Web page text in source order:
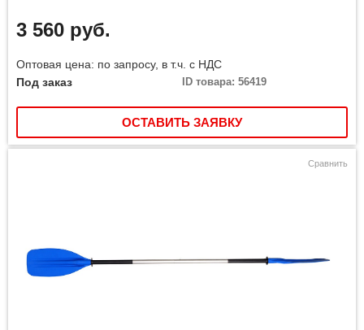
3 560 руб.
Оптовая цена: по запросу, в т.ч. с НДС
Под заказ
ID товара: 56419
ОСТАВИТЬ ЗАЯВКУ
Сравнить